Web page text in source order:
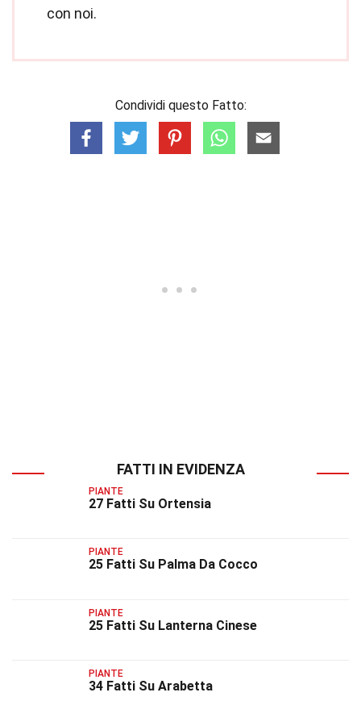
con noi.
Condividi questo Fatto:
FATTI IN EVIDENZA
PIANTE
27 Fatti Su Ortensia
PIANTE
25 Fatti Su Palma Da Cocco
PIANTE
25 Fatti Su Lanterna Cinese
PIANTE
34 Fatti Su Arabetta